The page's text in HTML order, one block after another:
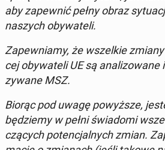
aby za­pew­nić pełny obraz
naszych oby­wa­te­li.
Za­pew­nia­my, że wszel­kie
cej oby­wa­te­li UE są
zy­wa­ne MSZ.
Biorąc pod uwagę po­wyż­sze,
bę­dzie­my w pełni świa­do­mi
czą­cych po­ten­cjal­nych zmian.